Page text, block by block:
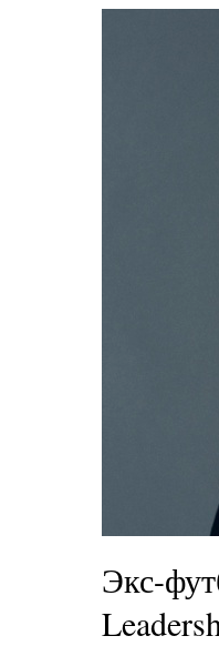
Экс-